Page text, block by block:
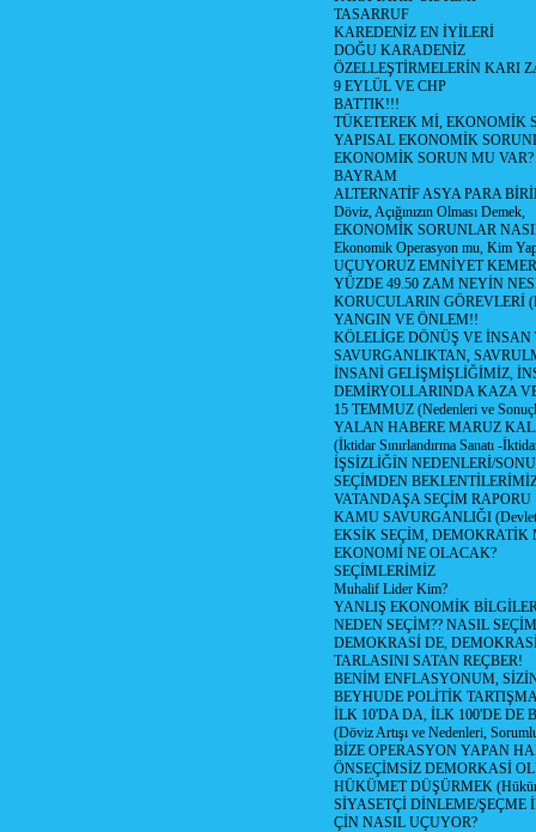
TASARRUF
KAREDENİZ EN İYİLERİ
DOĞU KARADENİZ
ÖZELLEŞTİRMELERİN KARI
9 EYLÜL VE CHP
BATTIK!!!
TÜKETEREK Mİ, EKONOMİK
YAPISAL EKONOMİK
EKONOMİK SORUN MU VAR?
BAYRAM
ALTERNATİF ASYA PARA
Döviz, Açığınızın Olması Demek,
EKONOMİK SORUNLAR
Ekonomik Operasyon mu, Kim
UÇUYORUZ EMNİYET
YÜZDE 49.50 ZAM NEYİN
KORUCULARIN GÖREVLERİ
YANGIN VE ÖNLEM!!
KÖLELİGE DÖNÜŞ VE İNSAN
SAVURGANLIKTAN,
İNSANİ GELİŞMİŞLİĞİMİZ,
DEMİRYOLLARINDA KAZA
15 TEMMUZ (Nedenleri ve
YALAN HABERE MARUZ
(İktidar Sınırlandırma Sanatı -
İŞSİZLİĞİN NEDENLERİ/
SEÇİMDEN
VATANDAŞA SEÇİM RAPORU
KAMU SAVURGANLIĞI (Devlet
EKSİK SEÇİM, DEMOKRATİK
EKONOMİ NE OLACAK?
SEÇİMLERİMİZ
Muhalif Lider Kim?
YANLIŞ EKONOMİK
NEDEN SEÇİM?? NASIL
DEMOKRASİ DE,
TARLASINI SATAN REÇBER!
BENİM ENFLASYONUM,
BEYHUDE POLİTİK
İLK 10'DA DA, İLK 100'DE DE
(Döviz Artışı ve Nedenleri,
BİZE OPERASYON YAPAN
ÖNSEÇİMSİZ DEMORKASİ
HÜKÜMET DÜŞÜRMEK
SİYASETÇİ DİNLEME/ŞEÇME
ÇİN NASIL UÇUYOR?